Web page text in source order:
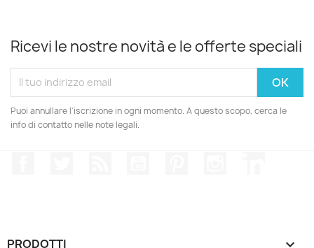
Ricevi le nostre novità e le offerte speciali
Puoi annullare l'iscrizione in ogni momento. A questo scopo, cerca le
info di contatto nelle note legali.
PRODOTTI 